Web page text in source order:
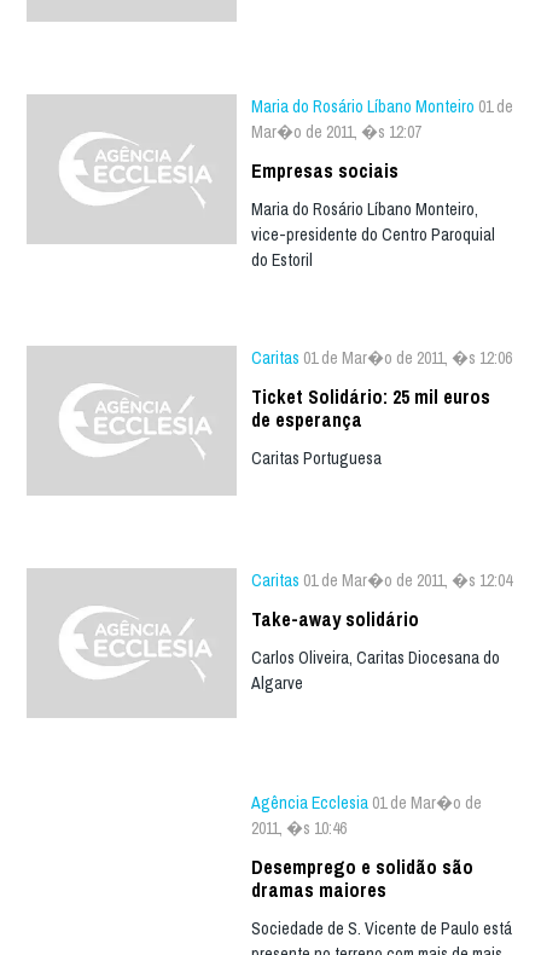
Maria do Rosário Líbano Monteiro 01 de
Mar�o de 2011, �s 12:07
Empresas sociais
Maria do Rosário Líbano Monteiro,
vice-presidente do Centro Paroquial
do Estoril
Caritas 01 de Mar�o de 2011, �s 12:06
Ticket Solidário: 25 mil euros
de esperança
Caritas Portuguesa
Caritas 01 de Mar�o de 2011, �s 12:04
Take-away solidário
Carlos Oliveira, Caritas Diocesana do
Algarve
Agência Ecclesia 01 de Mar�o de
2011, �s 10:46
Desemprego e solidão são
dramas maiores
Sociedade de S. Vicente de Paulo está